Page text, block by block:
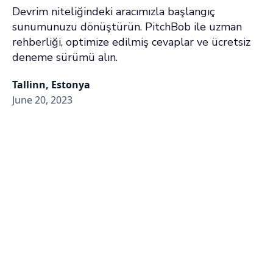
Devrim niteliğindeki aracımızla başlangıç
sunumunuzu dönüştürün. PitchBob ile uzman
rehberliği, optimize edilmiş cevaplar ve ücretsiz
deneme sürümü alın.
Tallinn, Estonya
June 20, 2023